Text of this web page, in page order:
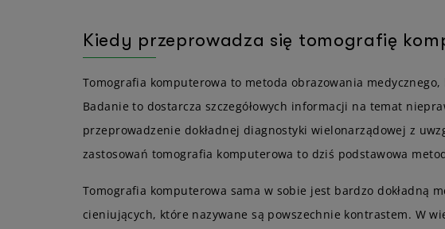
Kiedy przeprowadza się tomografię
Tomografia komputerowa to metoda obrazowania
Badanie to dostarcza szczegółowych informacji na temat
przeprowadzenie dokładnej diagnostyki wielonarządowej z
zastosowań tomografia komputerowa to dziś podstawowa
Tomografia komputerowa sama w sobie jest bardzo dokładną
cieniujących, które nazywane są powszechnie kontrastem. W